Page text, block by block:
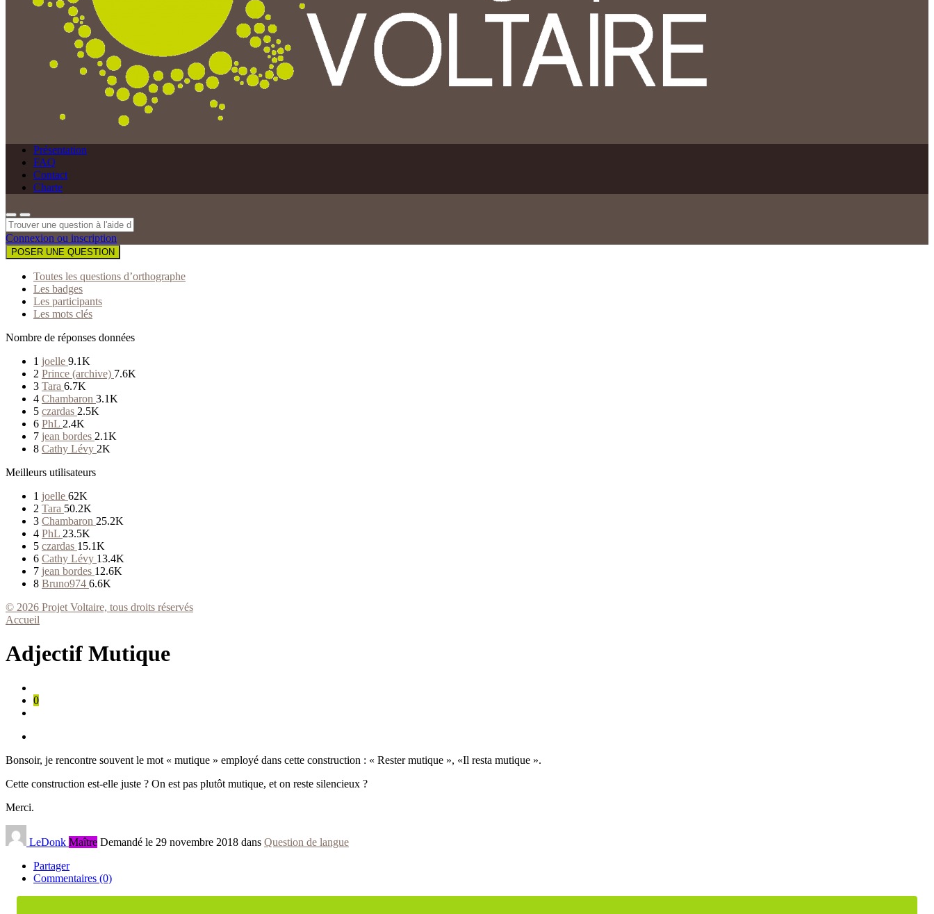
Présentation
FAQ
Contact
Charte
Connexion ou inscription
POSER UNE QUESTION
Toutes les questions d’orthographe
Les badges
Les participants
Les mots clés
Nombre de réponses données
1 joelle 9.1K
2 Prince (archive) 7.6K
3 Tara 6.7K
4 Chambaron 3.1K
5 czardas 2.5K
6 PhL 2.4K
7 jean bordes 2.1K
8 Cathy Lévy 2K
Meilleurs utilisateurs
1 joelle 62K
2 Tara 50.2K
3 Chambaron 25.2K
4 PhL 23.5K
5 czardas 15.1K
6 Cathy Lévy 13.4K
7 jean bordes 12.6K
8 Bruno974 6.6K
© 2026 Projet Voltaire, tous droits réservés
Accueil
Adjectif Mutique
0
Bonsoir, je rencontre souvent le mot « mutique » employé dans cette construction : « Rester mutique », «Il resta mutique ».
Cette construction est-elle juste ? On est pas plutôt mutique, et on reste silencieux ?
Merci.
LeDonk Maître Demandé le 29 novembre 2018 dans Question de langue
Partager
Commentaires (0)